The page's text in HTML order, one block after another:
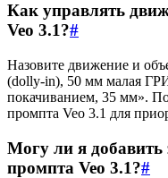
Как управлять
Veo 3.1?#
Назовите движение и
(dolly-in), 50 мм малая
покачиванием, 35 мм».
промпта Veo 3.1 для
Могу ли я
промпта Veo 3.1?#